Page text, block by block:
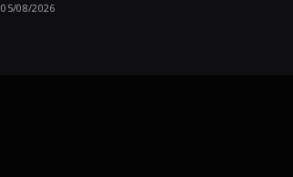
05/08/2026